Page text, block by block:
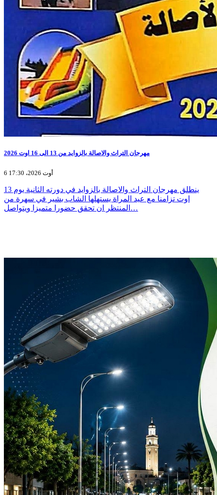
مهرجان التراث والاصالة بالزوايد من 13 الى 16 اوت 2026
6 أوت 2026، 17:30
ينطلق مهرجان التراث والاصالة بالزوايد في دورته الثانية يوم 13
اوت تزامنا مع عيد المراة يستهلها الشاب بشير في سهرة من
المنتظر ان تحقق حضورا متميزا ويتواصل…